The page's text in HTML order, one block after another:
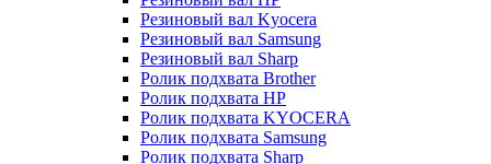
Резиновый вал Kyocera
Резиновый вал Samsung
Резиновый вал Sharp
Ролик подхвата Brother
Ролик подхвата HP
Ролик подхвата KYOCERA
Ролик подхвата Samsung
Ролик подхвата Sharp